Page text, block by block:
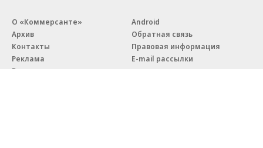
О «Коммерсанте»
Архив
Контакты
Реклама
Вакансии
Android
Обратная связь
Правовая информация
E-mail рассылки